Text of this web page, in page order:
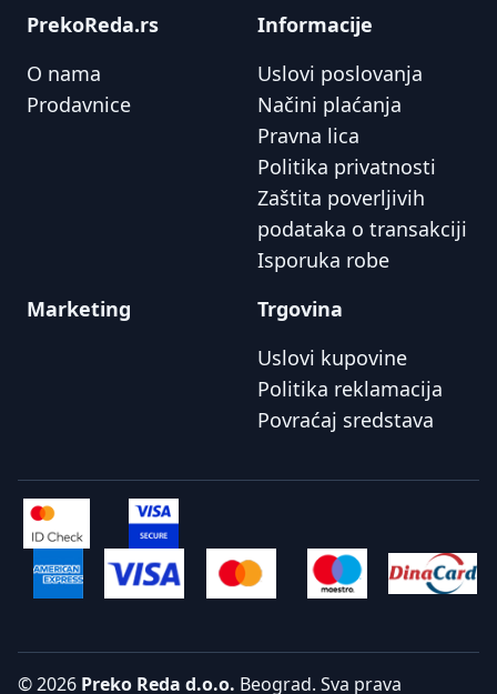
PrekoReda.rs
O nama
Prodavnice
Informacije
Uslovi poslovanja
Načini plaćanja
Pravna lica
Politika privatnosti
Zaštita poverljivih
podataka o transakciji
Isporuka robe
Marketing
Trgovina
Uslovi kupovine
Politika reklamacija
Povraćaj sredstava
© 2026 Preko Reda d.o.o. Beograd. Sva prava